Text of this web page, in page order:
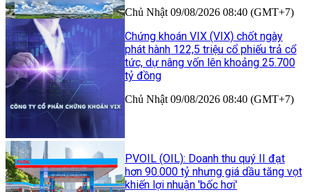
Chủ Nhật 09/08/2026 08:40 (GMT+7)
Chứng khoán VIX (VIX) chốt ngày
phát hành 122,5 triệu cổ phiếu trả cổ
tức, dự nâng vốn lên khoảng 25.700
tỷ đồng
Chủ Nhật 09/08/2026 08:40 (GMT+7)
PVOIL (OIL): Doanh thu quý II đạt
hơn 90.000 tỷ nhưng giá dầu tăng vọt
khiến lợi nhuận 'bốc hơi'